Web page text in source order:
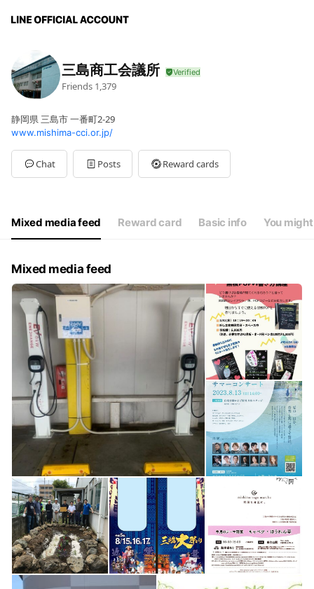
三島商工会議所
Friends 1,379
静岡県 三島市 一番町2-29
www.mishima-cci.or.jp/
Chat Posts Reward cards
Mixed media feed Reward card Basic info You
Mixed media feed